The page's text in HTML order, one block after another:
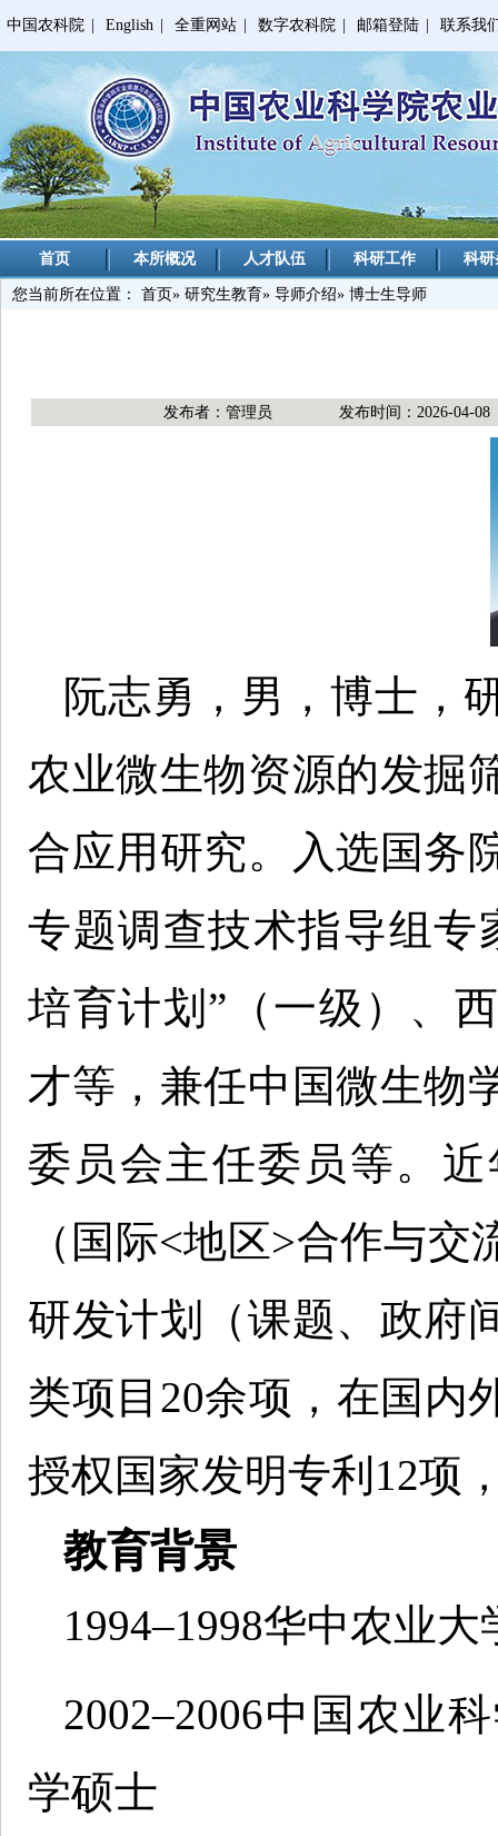
中国农科院 English 全重网站 数字农科院 邮箱登陆 联系我
首页 本所概况 人才队伍 科研工作 科
您当前所在位置： 首页» 研究生教育» 导师介绍» 博士生导师
发布者：管理员 发布时间：2026-04-08
阮志勇，男，博士，
农业微生物资源的发掘
合应用研究。入选国务
专题调查技术指导组专
培育计划”（一级）、
才等，兼任中国微生物
委员会主任委员等。
（国际<地区>合作与
研发计划（课题、政府
类项目20余项，在国内
授权国家发明专利12项
教育背景
1994–1998华中农业
2002–2006中国农业
学硕士